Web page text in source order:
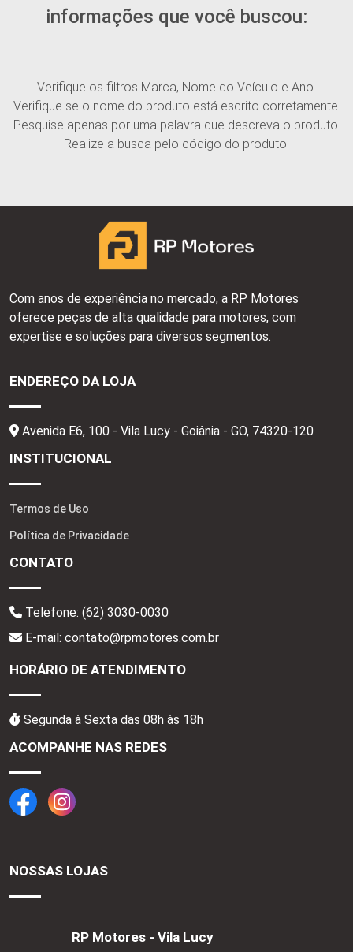
informações que você buscou:
Verifique os filtros Marca, Nome do Veículo e Ano.
Verifique se o nome do produto está escrito corretamente.
Pesquise apenas por uma palavra que descreva o produto.
Realize a busca pelo código do produto.
Com anos de experiência no mercado, a RP Motores
oferece peças de alta qualidade para motores, com
expertise e soluções para diversos segmentos.
ENDEREÇO DA LOJA
Avenida E6, 100 - Vila Lucy - Goiânia - GO, 74320-120
INSTITUCIONAL
Termos de Uso
Política de Privacidade
CONTATO
Telefone: (62) 3030-0030
E-mail: contato@rpmotores.com.br
HORÁRIO DE ATENDIMENTO
Segunda à Sexta das 08h às 18h
ACOMPANHE NAS REDES
NOSSAS LOJAS
RP Motores - Vila Lucy